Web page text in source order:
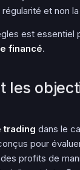
et non
est essentiel
financé.
les
trading dans le
pour
profits de